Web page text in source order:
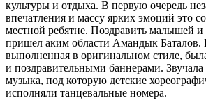
культуры и отдыха. В первую очередь
впечатления и массу ярких эмоций это
местной ребятне. Поздравить малышей
пришел аким области Амандык Баталов.
выполненная в оригинальном стиле,
и поздравительными баннерами. Звучала
музыка, под которую детские
исполняли танцевальные номера.